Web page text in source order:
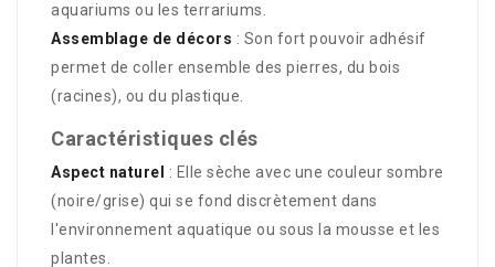
aquariums ou les terrariums.
Assemblage de décors : Son fort pouvoir adhésif
permet de coller ensemble des pierres, du bois
(racines), ou du plastique.
Caractéristiques clés
Aspect naturel
: Elle sèche avec une couleur sombre
(noire/grise) qui se fond discrètement dans
l'environnement aquatique ou sous la mousse et les
plantes.